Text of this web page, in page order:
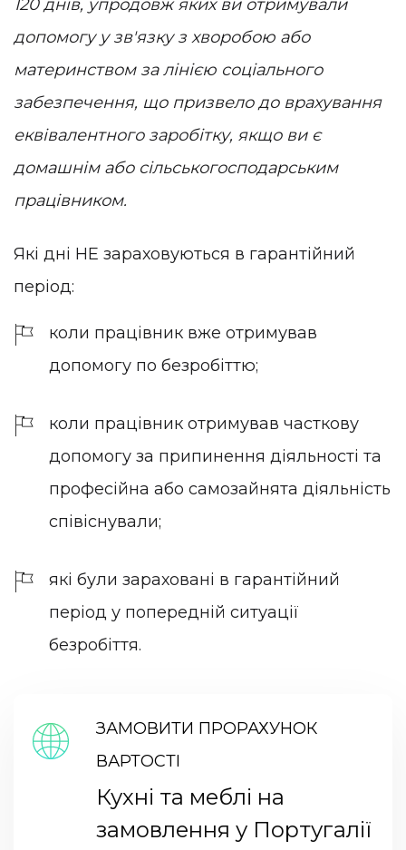
120 днів, упродовж яких ви отримували
допомогу у зв'язку з хворобою або
материнством за лінією соціального
забезпечення, що призвело до врахування
еквівалентного заробітку, якщо ви є
домашнім або сільськогосподарським
працівником.
Які дні НЕ зараховуються в гарантійний
період:
коли працівник вже отримував
допомогу по безробіттю;
коли працівник отримував часткову
допомогу за припинення діяльності та
професійна або самозайнята діяльність
співіснували;
які були зараховані в гарантійний
період у попередній ситуації
безробіття.
ЗАМОВИТИ ПРОРАХУНОК
ВАРТОСТІ
Кухні та меблі на
замовлення у Португалії